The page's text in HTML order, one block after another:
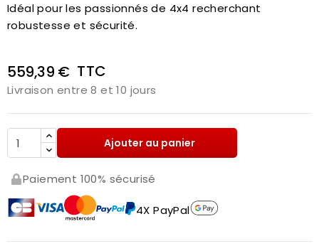
Idéal pour les passionnés de 4x4 recherchant
robustesse et sécurité.
559,39 € TTC
Livraison entre 8 et 10 jours
Ajouter au panier
Paiement 100% sécurisé
4X PayPal